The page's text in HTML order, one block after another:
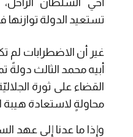
أخي السلطان
تستعيد الدولة
غير أن الاضطرابات لم
أبيه محمد الثالث دولةً
القضاء على ثورة
محاولةٍ لاستعادة
وإذا ما عدنا إلى عهد